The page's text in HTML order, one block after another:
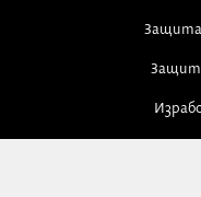
Защита